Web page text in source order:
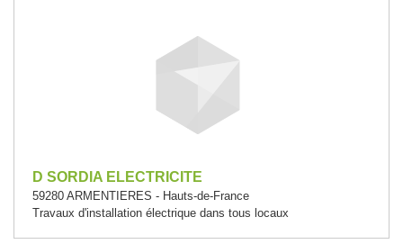
D SORDIA ELECTRICITE
59280 ARMENTIERES - Hauts-de-France
Travaux d'installation électrique dans tous locaux